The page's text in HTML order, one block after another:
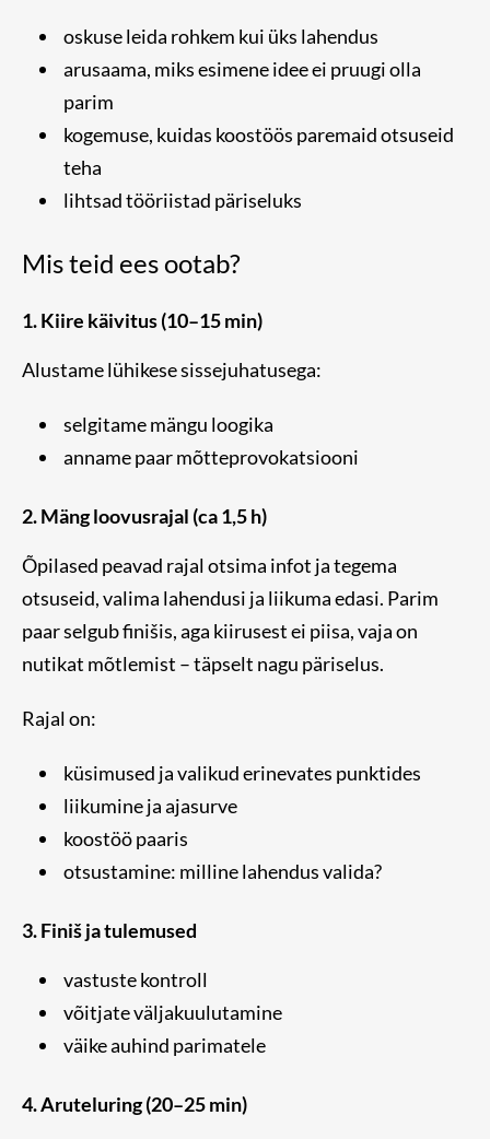
oskuse leida rohkem kui üks lahendus
arusaama, miks esimene idee ei pruugi olla
parim
kogemuse, kuidas koostöös paremaid otsuseid
teha
lihtsad tööriistad päriseluks
Mis teid ees ootab?
1. Kiire käivitus (10–15 min)
Alustame lühikese sissejuhatusega:
selgitame mängu loogika
anname paar mõtteprovokatsiooni
2. Mäng loovusrajal (ca 1,5 h)
Õpilased peavad rajal otsima infot ja tegema
otsuseid, valima lahendusi ja liikuma edasi. Parim
paar selgub finišis, aga kiirusest ei piisa, vaja on
nutikat mõtlemist – täpselt nagu päriselus.
Rajal on:
küsimused ja valikud erinevates punktides
liikumine ja ajasurve
koostöö paaris
otsustamine: milline lahendus valida?
3. Finiš ja tulemused
vastuste kontroll
võitjate väljakuulutamine
väike auhind parimatele
4. Aruteluring (20–25 min)